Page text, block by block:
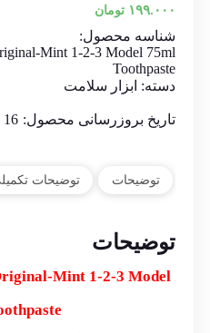
۱۹۹.۰۰۰ تومان
شناسه محصول:
Mint 1-2-3 Model 75ml
Toothpaste
دسته: ابزار سلامت
تاریخ بروزرسانی محصول: 16 اردیبهشت 1405
توضیحات توضیحات
توضیحات
Mint 1-2-3 Model